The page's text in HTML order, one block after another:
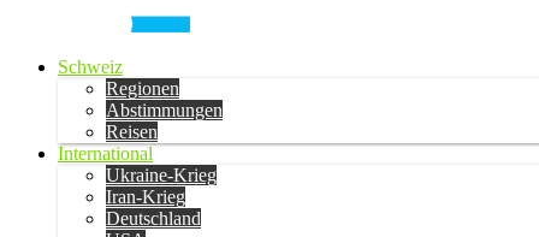
Schweiz
Regionen
Abstimmungen
Reisen
International
Ukraine-Krieg
Iran-Krieg
Deutschland